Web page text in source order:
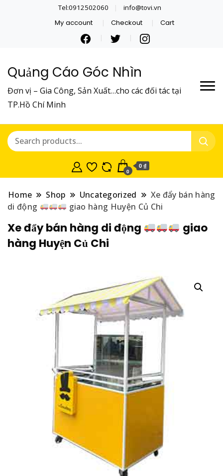
Tel:0912502060 info@tovi.vn
My account Checkout Cart
Quảng Cáo Góc Nhìn
Đơn vị – Gia Công, Sản Xuất…cho các đối tác tại
TP.Hồ Chí Minh
0
0 ₫
Home Shop Uncategorized
Xe đẩy bán hàng
di động
giao hàng Huyện Củ Chi
Xe đẩy bán hàng di động
giao
hàng Huyện Củ Chi